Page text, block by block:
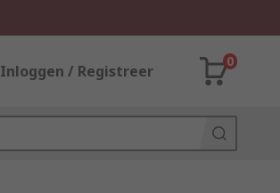
Inloggen / Registreer
0